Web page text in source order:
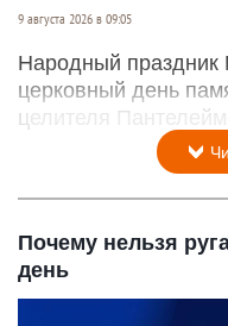
9 августа 2026 в 09:05
Народный праздник
церковный день
целителя
Почему нельзя
день